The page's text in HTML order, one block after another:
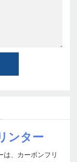
ンター
は、カーボンフリ